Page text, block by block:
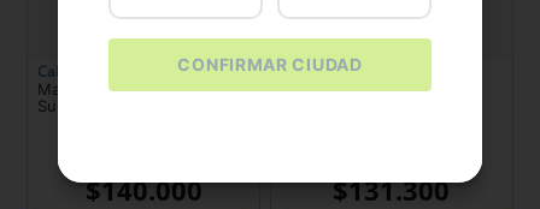
Calabaza
Maleta Cargador Back Pack
Surtido
$140.000
Jaramillo Pets
Bolso Transportador Azul
$131.300
CONFIRMAR CIUDAD